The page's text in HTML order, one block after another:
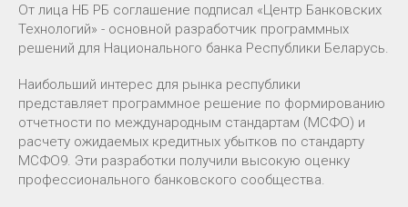
От лица НБ РБ соглашение подписал «Центр Банковских
Технологий» - основной разработчик программных
решений для Национального банка Республики Беларусь.
Наибольший интерес для рынка республики
представляет программное решение по формированию
отчетности по международным стандартам (МСФО) и
расчету ожидаемых кредитных убытков по стандарту
МСФО9. Эти разработки получили высокую оценку
профессионального банковского сообщества.